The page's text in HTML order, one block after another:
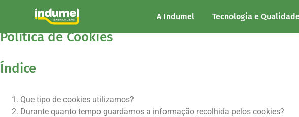
A Indumel Tecnologia e
Política de Cookies
Índice
Que tipo de cookies utilizamos?
Durante quanto tempo guardamos a informação recolhida pelos cookies?